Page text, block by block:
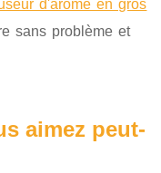
d'arôme en gros
sans problème et
aimez peut-